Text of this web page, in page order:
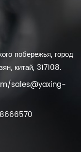
побережья, город
китай, 317108.
/sales@yaxing-